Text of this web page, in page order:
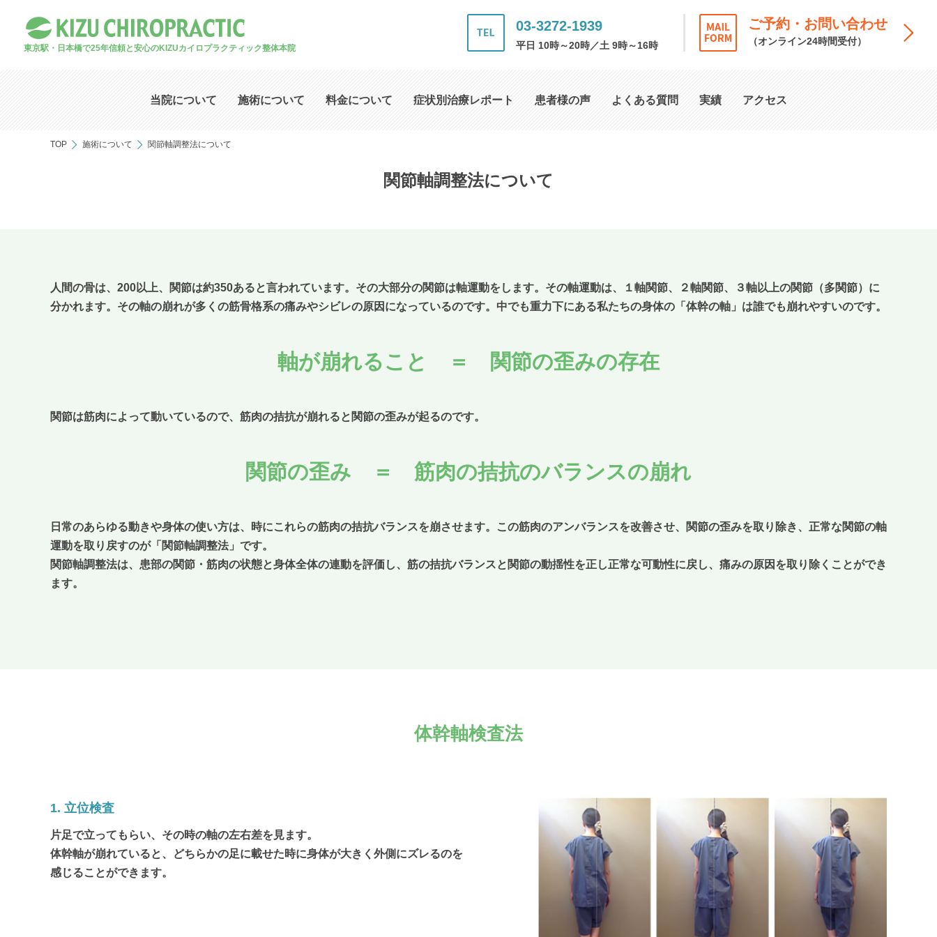
東京駅・日本橋で25年信頼と安心のKIZUカイロプラクティック整体本院
03-3272-1939
平日 10時～20時／土 9時～16時
ご予約・お問い合わせ
（オンライン24時間受付）
当院について 施術について 料金について 症状別治療レポート 患者様の声 よくある質問 実績 アクセス
TOP 施術について 関節軸調整法について
関節軸調整法について
人間の骨は、200以上、関節は約350あると言われています。その大部分の関節は軸運動をします。その軸運動は、１軸関節、２軸関節、３軸以上の関節（多関節）に
分かれます。その軸の崩れが多くの筋骨格系の痛みやシビレの原因になっているのです。中でも重力下にある私たちの身体の「体幹の軸」は誰でも崩れやすいのです。
軸が崩れること ＝ 関節の歪みの存在
関節は筋肉によって動いているので、筋肉の拮抗が崩れると関節の歪みが起るのです。
関節の歪み ＝ 筋肉の拮抗のバランスの崩れ
日常のあらゆる動きや身体の使い方は、時にこれらの筋肉の拮抗バランスを崩させます。この筋肉のアンバランスを改善させ、関節の歪みを取り除き、正常な関節の軸
運動を取り戻すのが「関節軸調整法」です。
関節軸調整法は、患部の関節・筋肉の状態と身体全体の連動を評価し、筋の拮抗バランスと関節の動揺性を正し正常な可動性に戻し、痛みの原因を取り除くことができ
ます。
体幹軸検査法
1. 立位検査
片足で立ってもらい、その時の軸の左右差を見ます。
体幹軸が崩れていると、どちらかの足に載せた時に身体が大きく外側にズレるのを
感じることができます。